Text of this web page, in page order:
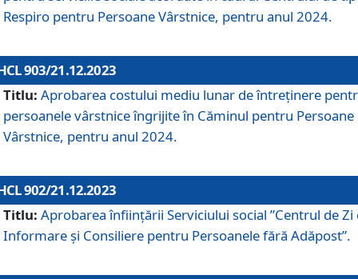
Respiro pentru Persoane Vârstnice, pentru anul 2024.
903/21.12.2023
Titlu: Aprobarea costului mediu lunar de întreţinere
persoanele vârstnice îngrijite în Căminul pentru Persoane
Vârstnice, pentru anul 2024.
902/21.12.2023
Titlu: Aprobarea înființării Serviciului social ”Centrul de Zi
Informare și Consiliere pentru Persoanele fără Adăpost”.